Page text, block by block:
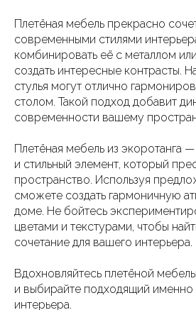
Плетёная мебель прекрасно
современными стилями
комбинировать её с металлом
создать интересные контрасты.
стулья могут отлично
столом. Такой подход добавит
современности вашему
Плетёная мебель из экоротанга
и стильный элемент, который
пространство. Используя
сможете создать гармоничную
доме. Не бойтесь
цветами и текстурами, чтобы
сочетание для вашего интерьера.
Вдохновляйтесь плетёной
и выбирайте подходящий
интерьера.